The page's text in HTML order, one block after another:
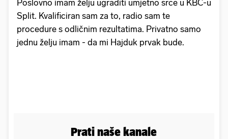
Poslovno imam želju ugraditi umjetno srce u KBC-u
Split. Kvalificiran sam za to, radio sam te
procedure s odličnim rezultatima. Privatno samo
jednu želju imam - da mi Hajduk prvak bude.
Prati naše kanale